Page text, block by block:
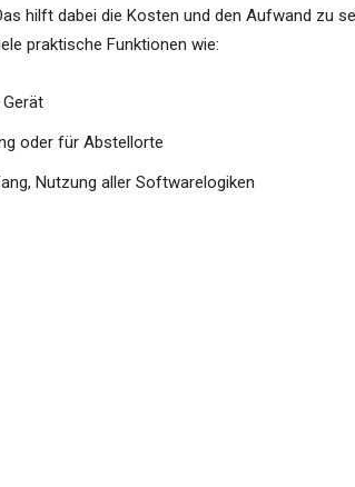
hilft dabei die Kosten und den Aufwand zu
praktische Funktionen wie:
oder für Abstellorte
Nutzung aller Softwarelogiken